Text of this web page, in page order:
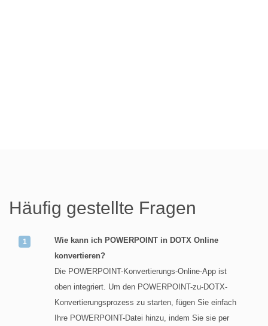
Häufig gestellte Fragen
Wie kann ich POWERPOINT in DOTX Online
konvertieren?
Die POWERPOINT-Konvertierungs-Online-App ist
oben integriert. Um den POWERPOINT-zu-DOTX-
Konvertierungsprozess zu starten, fügen Sie einfach
Ihre POWERPOINT-Datei hinzu, indem Sie sie per